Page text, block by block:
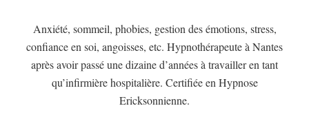
Anxiété, sommeil, phobies, gestion des émotions, stress,
confiance en soi, angoisses, etc. Hypnothérapeute à Nantes
après avoir passé une dizaine d’années à travailler en tant
qu’infirmière hospitalière. Certifiée en Hypnose
Ericksonnienne.